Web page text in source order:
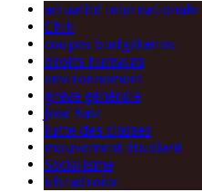
actualité internationale
Chili
coupes budgétaires
droits humains
environnement
grève générale
José Kast
lutte des classes
mouvement étudiant
Socialisme
ultradroite